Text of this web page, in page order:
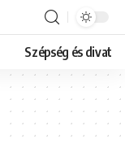
Szépség és divat